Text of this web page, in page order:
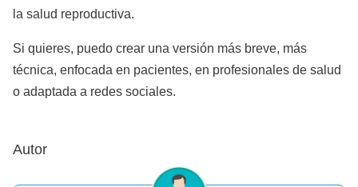
la salud reproductiva.
Si quieres, puedo crear una versión más breve, más
técnica, enfocada en pacientes, en profesionales de salud
o adaptada a redes sociales.
Autor